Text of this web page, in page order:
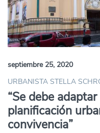
septiembre 25, 2020
URBANISTA STELLA
“Se debe
planificación
convivencia”